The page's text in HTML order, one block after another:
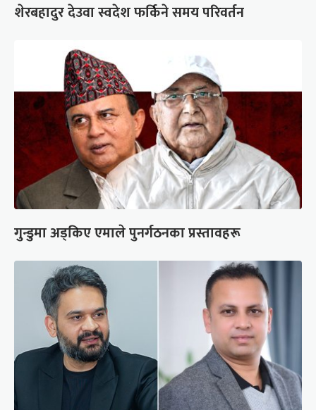
शेरबहादुर देउवा स्वदेश फर्किने समय परिवर्तन
गुन्डुमा अड्किए एमाले पुनर्गठनका प्रस्तावहरू